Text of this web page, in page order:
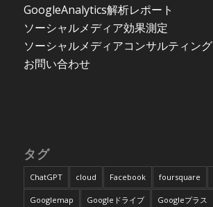
GoogleAnalytics解析レポート
ソーシャルメディア効果測定
ソーシャルメディアコンサルティング
お問い合わせ
タグ
ChatGPT cloud Facebook foursquare
Googlemap Googleドライブ Googleプラス